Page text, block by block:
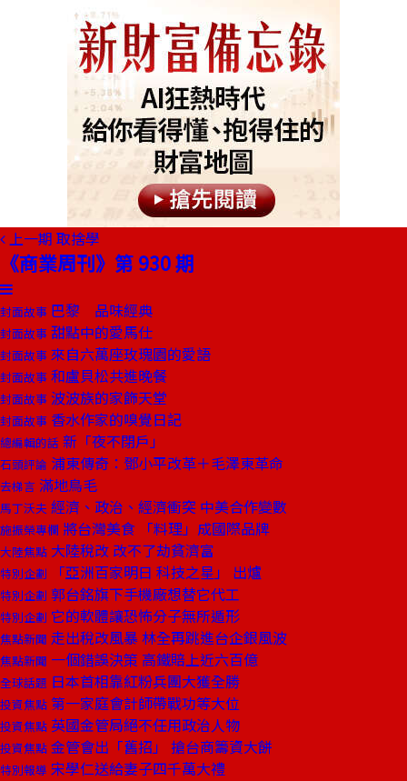
上一期 取捨學
《商業周刊》第 930 期
封面故事 巴黎 品味經典
封面故事 甜點中的愛馬仕
封面故事 來自六萬座玫瑰園的愛語
封面故事 和盧貝松共進晚餐
封面故事 波波族的家飾天堂
封面故事 香水作家的嗅覺日記
總編輯的話 新「夜不閉戶」
石頭評論 浦東傳奇：鄧小平改革＋毛澤東革命
去梯言 滿地鳥毛
馬丁沃夫 經濟、政治、經濟衝突 中美合作變數
施振榮專欄 將台灣美食 「料理」成國際品牌
大陸焦點 大陸稅改 改不了劫貧濟富
特別企劃 「亞洲百家明日 科技之星」 出爐
特別企劃 郭台銘旗下手機廠想替它代工
特別企劃 它的軟體讓恐怖分子無所遁形
焦點新聞 走出稅改風暴 林全再跳進台企銀風波
焦點新聞 一個錯誤決策 高鐵賠上近六百億
全球話題 日本首相靠紅粉兵團大獲全勝
投資焦點 第一家庭會計師帶戰功等大位
投資焦點 英國金管局絕不任用政治人物
投資焦點 金管會出「舊招」 搶台商籌資大餅
特別報導 宋學仁送給妻子四千萬大禮